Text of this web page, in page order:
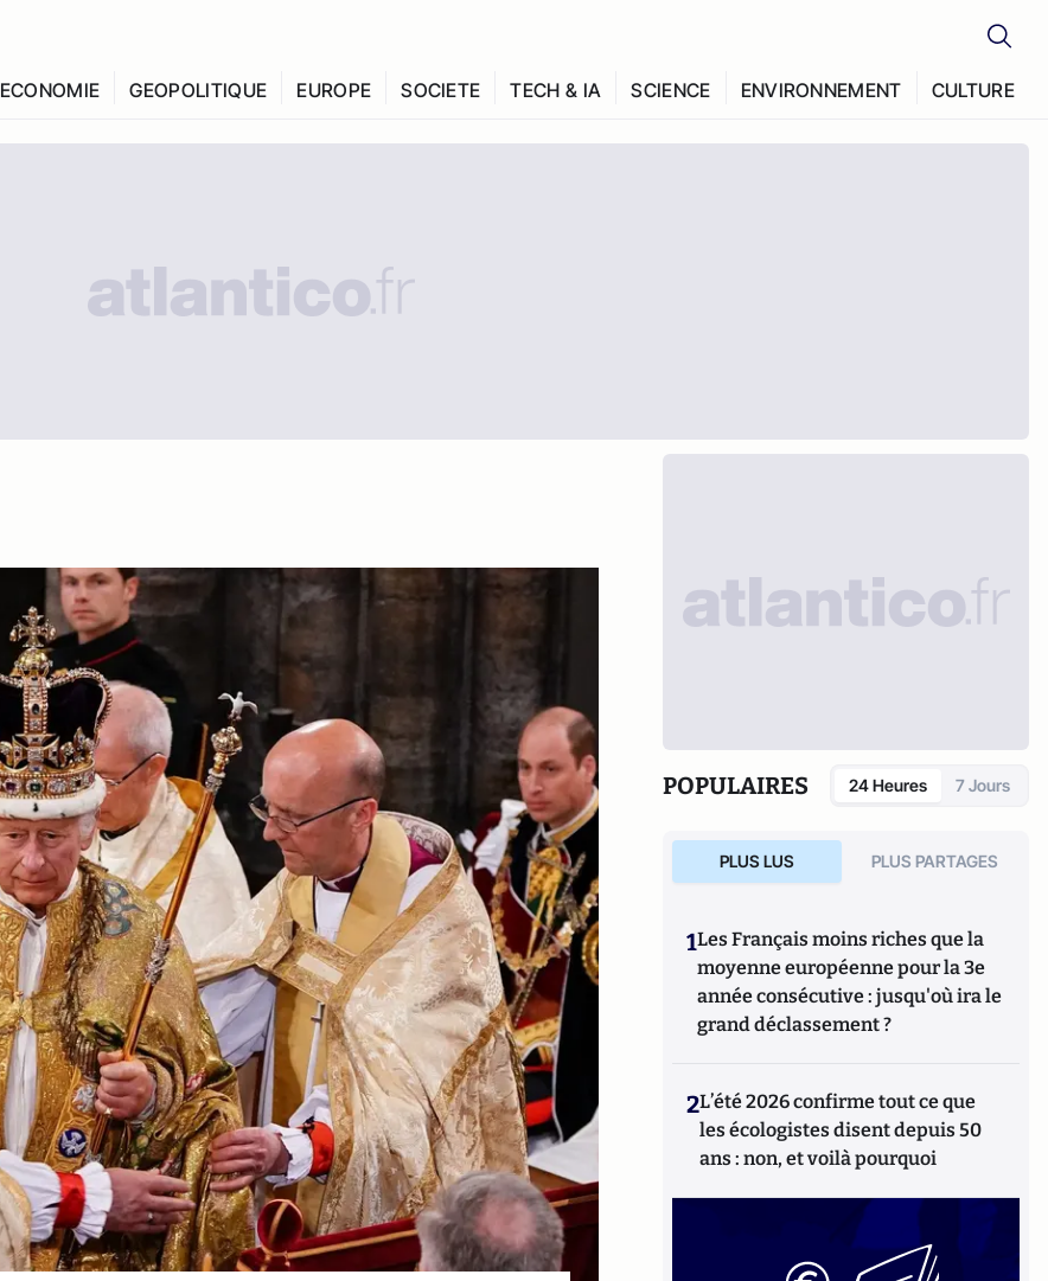
ECONOMIE GEOPOLITIQUE EUROPE SOCIETE TECH & IA SCIENCE ENVIRONNEMENT CULTURE
POPULAIRES 24 Heures 7 Jours
PLUS LUS PLUS PARTAGES
1Les Français moins riches que la
moyenne européenne pour la 3e
année consécutive : jusqu'où ira le
grand déclassement ?
2L’été 2026 confirme tout ce que
les écologistes disent depuis 50
ans : non, et voilà pourquoi